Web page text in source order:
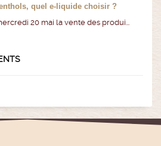
quel e-liquide choisir ?
20 mai la vente des produi...